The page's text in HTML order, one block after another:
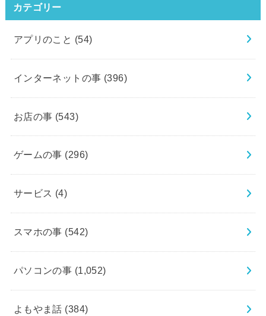
カテゴリー
アプリのこと (54)
インターネットの事 (396)
お店の事 (543)
ゲームの事 (296)
サービス (4)
スマホの事 (542)
パソコンの事 (1,052)
よもやま話 (384)